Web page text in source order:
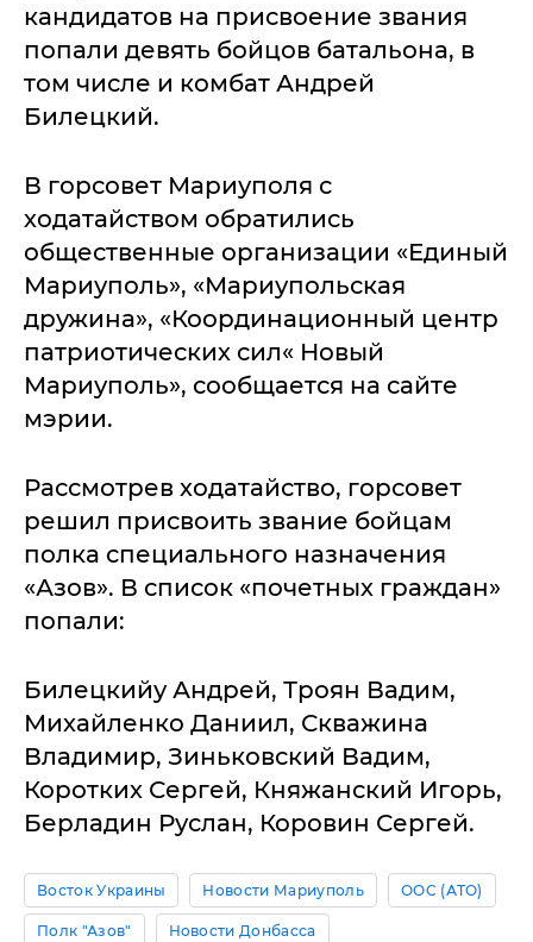
кандидатов на присвоение звания
попали девять бойцов батальона, в
том числе и комбат Андрей
Билецкий.
В горсовет Мариуполя с
ходатайством обратились
общественные организации «Единый
Мариуполь», «Мариупольская
дружина», «Координационный центр
патриотических сил« Новый
Мариуполь», сообщается на сайте
мэрии.
Рассмотрев ходатайство, горсовет
решил присвоить звание бойцам
полка специального назначения
«Азов». В список «почетных граждан»
попали:
Билецкийу Андрей, Троян Вадим,
Михайленко Даниил, Скважина
Владимир, Зиньковский Вадим,
Коротких Сергей, Княжанский Игорь,
Берладин Руслан, Коровин Сергей.
Восток Украины Новости Мариуполь ООС (АТО)
Полк "Азов" Новости Донбасса